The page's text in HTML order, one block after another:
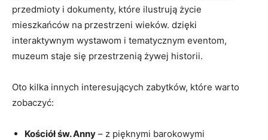
przedmioty i dokumenty, które ilustrują życie
mieszkańców na przestrzeni wieków. dzięki
interaktywnym wystawom i tematycznym eventom,
muzeum staje się przestrzenią⁢ żywej historii.
Oto kilka innych interesujących​ zabytków, które warto
⁤zobaczyć:
Kościół św. ⁣Anny – z ⁢pięknymi barokowymi